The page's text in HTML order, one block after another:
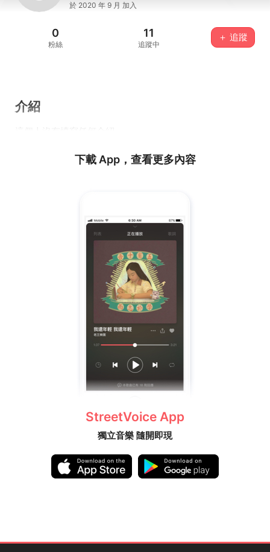
於 2020 年 9 月 加入
0
粉絲
11
追蹤中
＋ 追蹤
介紹
下載 App，查看更多內容
StreetVoice App
獨立音樂 隨開即現